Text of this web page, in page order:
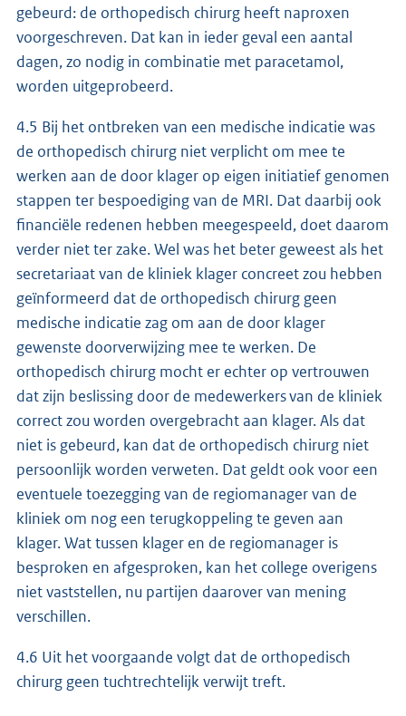
gebeurd: de orthopedisch chirurg heeft naproxen
voorgeschreven. Dat kan in ieder geval een aantal
dagen, zo nodig in combinatie met paracetamol,
worden uitgeprobeerd.
4.5 Bij het ontbreken van een medische indicatie was
de orthopedisch chirurg niet verplicht om mee te
werken aan de door klager op eigen initiatief genomen
stappen ter bespoediging van de MRI. Dat daarbij ook
financiële redenen hebben meegespeeld, doet daarom
verder niet ter zake. Wel was het beter geweest als het
secretariaat van de kliniek klager concreet zou hebben
geïnformeerd dat de orthopedisch chirurg geen
medische indicatie zag om aan de door klager
gewenste doorverwijzing mee te werken. De
orthopedisch chirurg mocht er echter op vertrouwen
dat zijn beslissing door de medewerkers van de kliniek
correct zou worden overgebracht aan klager. Als dat
niet is gebeurd, kan dat de orthopedisch chirurg niet
persoonlijk worden verweten. Dat geldt ook voor een
eventuele toezegging van de regiomanager van de
kliniek om nog een terugkoppeling te geven aan
klager. Wat tussen klager en de regiomanager is
besproken en afgesproken, kan het college overigens
niet vaststellen, nu partijen daarover van mening
verschillen.
4.6 Uit het voorgaande volgt dat de orthopedisch
chirurg geen tuchtrechtelijk verwijt treft.